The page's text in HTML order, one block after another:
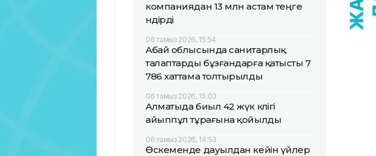
компаниядан 13 млн астам теңге
өндірді
06 тамыз 2026, 15:54
Абай облысында санитарлық
талаптарды бұзғандарға қатысты 7
786 хаттама толтырылды
06 тамыз 2026, 15:03
Алматыда биыл 42 жүк көлігі
айыппұл тұрағына қойылды
06 тамыз 2026, 14:53
Өскеменде дауылдан кейін үйлер